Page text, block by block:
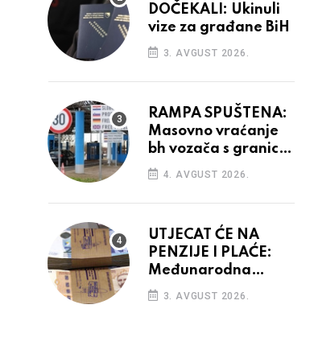
DOČEKALI: Ukinuli
vize za građane BiH
3. AVGUST 2026.
RAMPA SPUŠTENA:
Masovno vraćanje
bh vozača s granica
EU, protesti na
vidiku
4. AVGUST 2026.
UTJECAT ĆE NA
PENZIJE I PLAĆE:
Međunarodna
agencija potvrdila
kreditni rejting BiH
3. AVGUST 2026.